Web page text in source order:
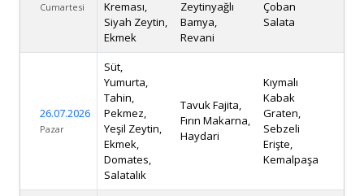
Cumartesi
Kreması,
Siyah Zeytin,
Ekmek
Zeytinyağlı
Bamya,
Revani
Çoban
Salata
26.07.2026
Pazar
Süt,
Yumurta,
Tahin,
Pekmez,
Yeşil Zeytin,
Ekmek,
Domates,
Salatalık
Tavuk Fajita,
Fırın Makarna,
Haydari
Kıymalı
Kabak
Graten,
Sebzeli
Erişte,
Kemalpaşa